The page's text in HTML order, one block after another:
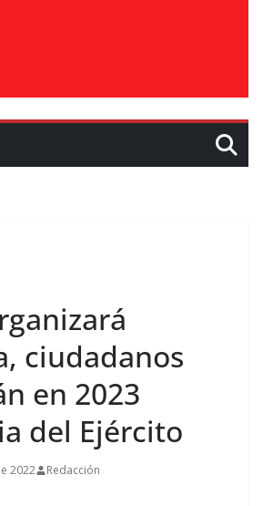
ciudadanos
en 2023
del Ejército
2022 Redacción